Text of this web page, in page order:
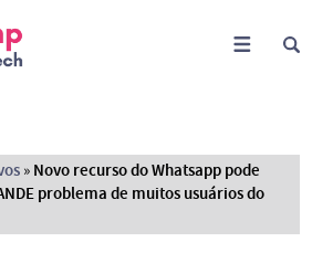
» Novo recurso do Whatsapp pode
problema de muitos usuários do